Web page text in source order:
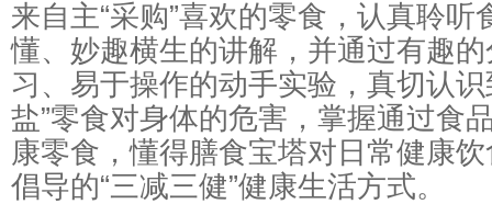
来自主“采购”喜欢的零食，认真聆听
懂、妙趣横生的讲解，并通过有趣
习、易于操作的动手实验，真切认
盐”零食对身体的危害，掌握通过食
康零食，懂得膳食宝塔对日常健康
倡导的“三减三健”健康生活方式。